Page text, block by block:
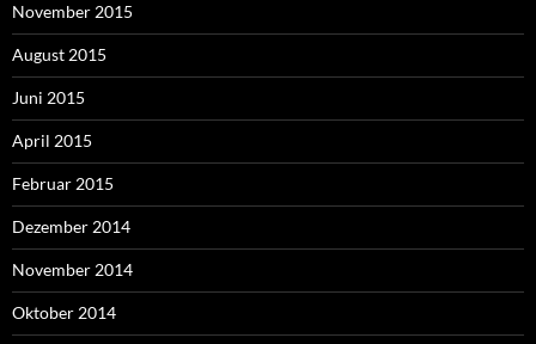
November 2015
August 2015
Juni 2015
April 2015
Februar 2015
Dezember 2014
November 2014
Oktober 2014